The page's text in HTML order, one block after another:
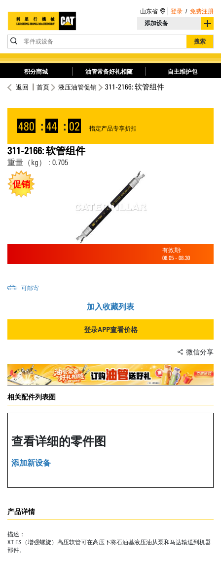
添加设备
零件或设备 搜索
山东省 登录 / 免费注册
积分商城 油管常备好礼相随 自主维护包
返回 首页 液压油管促销 311-2166: 软管组件
480 : 44 : 02 指定产品专享折扣
311-2166: 软管组件
重量（kg） : 0.705
促销
有效期:
08.05 - 08.30
可邮寄
加入收藏列表
登录APP查看价格
微信分享
相关配件列表图
查看详细的零件图
添加新设备
产品详情
描述：
XT ES（增强螺旋）高压软管可在高压下将石油基液压油从泵和马达输送到机器
部件。